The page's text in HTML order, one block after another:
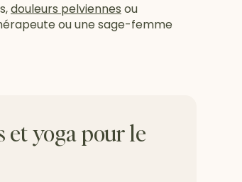
douleurs pelviennes ou
ou une sage-femme
et yoga pour le